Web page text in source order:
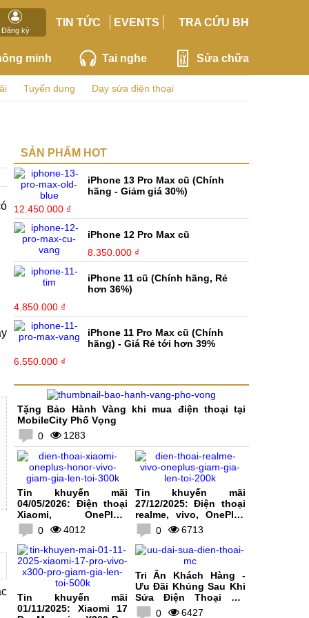
Đăng ký
TIN TỨC EVENTS TRA CỨU BH
minh Tai nghe Sửa chữa
Tuyển dụng Dạy sửa điện thoại
SẢN PHẨM HOT
iPhone 13 Pro Max cũ (Chính
hãng - Giảm giá 30%)
12.450.000 ₫
iPhone 12 Pro Max cũ
8.350.000 ₫
iPhone 11 cũ (Chính hãng, Rẻ
hơn 36%)
4.850.000 ₫
iPhone 11 Pro Max cũ (Chính
hãng) - Giá Rẻ tới hơn 39%
6.550.000 ₫
Tặng Bảo Hành Vàng khi mua điện thoại tại
MobileCity Phố Vọng
0
1283
Tin khuyến mãi
04/05/2026: Điện thoại
Xiaomi, OnePlus,
HONOR, vivo giảm giá
lên tới 300K
0 4012
Tin khuyến mãi
27/12/2025: Điện thoại
realme, vivo, OnePlus
giảm giá lên tới 200K
0 6713
Tin khuyến mãi
01/11/2025: Xiaomi 17
Tri Ân Khách Hàng -
Ưu Đãi Khủng Sau Khi
Sửa Điện Thoại Tại
MobileCity
0 6427